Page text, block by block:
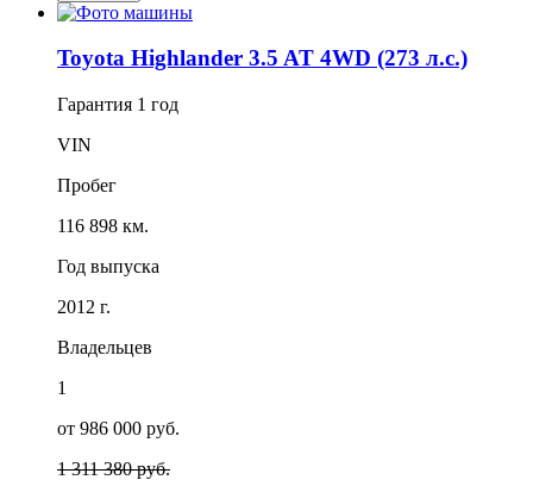
Toyota Highlander 3.5 AT 4WD (273 л.с.)
Гарантия 1 год
VIN
Пробег
116 898 км.
Год выпуска
2012 г.
Владельцев
1
от 986 000 руб.
1 311 380 руб.